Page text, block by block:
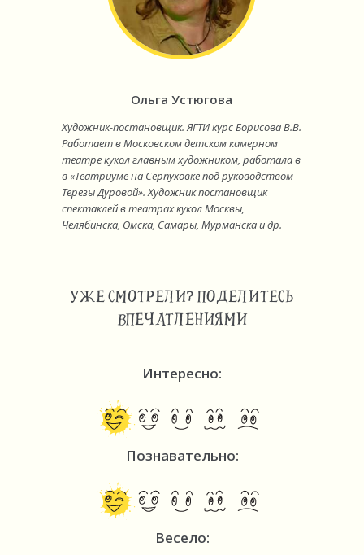
Ольга Устюгова
Художник-постановщик. ЯГТИ курс Борисова В.В.
Работает в Московском детском камерном
театре кукол главным художником, работала в
в «Театриуме на Серпуховке под руководством
Терезы Дуровой». Художник постановщик
спектаклей в театрах кукол Москвы,
Челябинска, Омска, Самары, Мурманска и др.
УЖЕ СМОТРЕЛИ? ПОДЕЛИТЕСЬ
ВПЕЧАТЛЕНИЯМИ
Интересно:
Познавательно:
Весело: